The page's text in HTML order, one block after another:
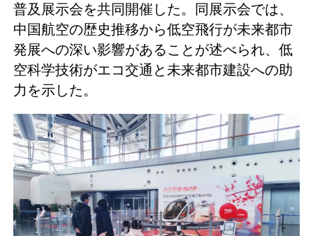
普及展示会を共同開催した。同展示会では、
中国航空の歴史推移から低空飛行が未来都市
発展への深い影響があることが述べられ、低
空科学技術がエコ交通と未来都市建設への助
力を示した。